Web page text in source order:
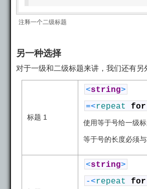
注释一个二级标题
另一种选择
对于一级和二级标题来讲，我们还有另
标题 1
<string>
=<repeat for
使用等于号给一级
等于号的长度必须
<string>
-<repeat for